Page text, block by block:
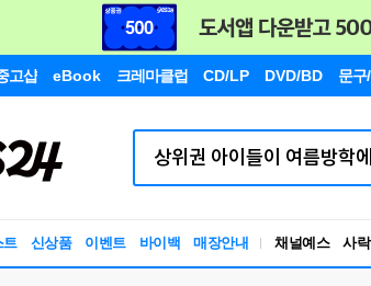
고샵 eBook 크레마클럽 CD/LP DVD/BD 문구
트 신상품 이벤트 바이백 매장안내 채널예스 사락